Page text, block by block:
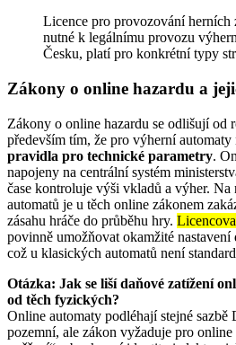
Licence pro provozování herních
nutné k legálnímu provozu
Česku, platí pro konkrétní typy
Zákony o online hazardu a
Zákony o online hazardu se odlišují od
především tím, že pro výherní
pravidla pro technické parametry.
napojeny na centrální systém
čase kontroluje výši vkladů a výher.
automatů je u těch online zákonem
zásahu hráče do průběhu hry.
povinně umožňovat okamžité
což u klasických automatů není
Otázka: Jak se liší daňové zatížení
od těch fyzických?
Online automaty podléhají stejné sazbě
pozemní, ale zákon vyžaduje pro